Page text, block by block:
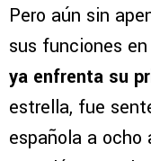
Pero aún sin
sus funciones
ya enfrenta su
estrella, fue
española a ocho